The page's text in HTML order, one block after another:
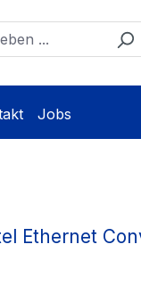
Jobs
Ethernet